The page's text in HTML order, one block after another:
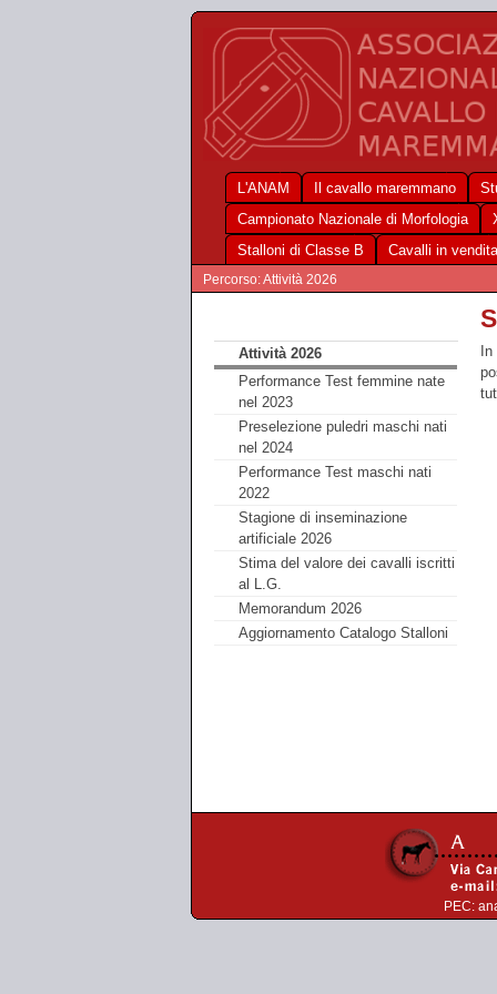
L'ANAM Il cavallo maremmano
Campionato Nazionale di Morfologia
Stalloni di Classe B
Cavalli in vendita
Percorso: Attività 2026
Attività 2026
Performance Test femmine nate
nel 2023
Preselezione puledri maschi nati
nel 2024
Performance Test maschi nati
2022
Stagione di inseminazione
artificiale 2026
Stima del valore dei cavalli iscritti
al L.G.
Memorandum 2026
Aggiornamento Catalogo Stalloni
PEC: